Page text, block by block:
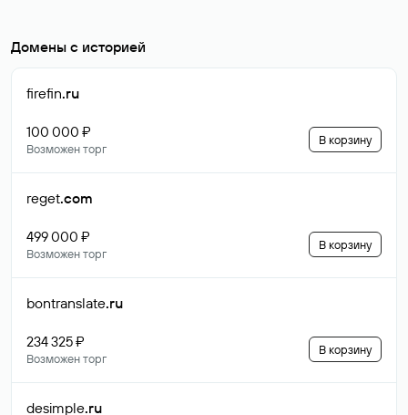
Домены с историей
firefin.ru
100 000 ₽
Возможен торг
В корзину
reget.com
499 000 ₽
Возможен торг
В корзину
bontranslate.ru
234 325 ₽
Возможен торг
В корзину
desimple.ru